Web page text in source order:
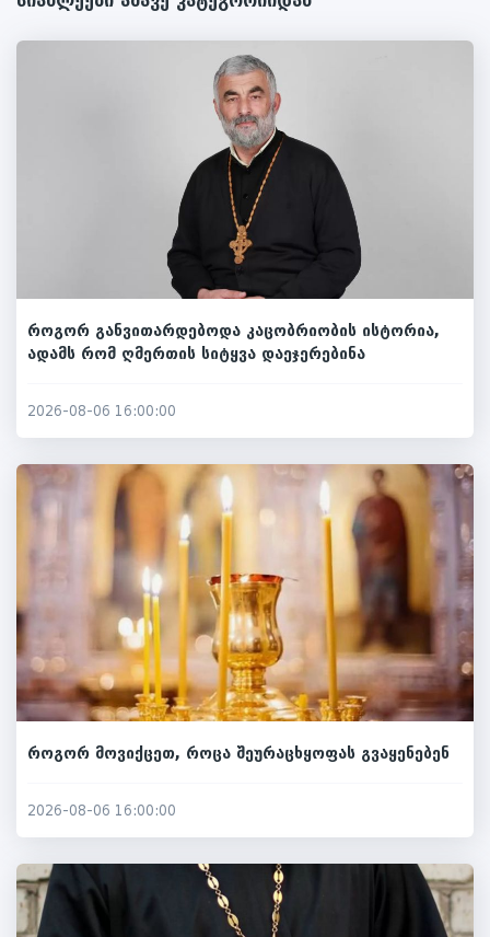
როგორ განვითარდებოდა კაცობრიობის ისტორია,
ადამს რომ ღმერთის სიტყვა დაეჯერებინა
2026-08-06 16:00:00
როგორ მოვიქცეთ, როცა შეურაცხყოფას გვაყენებენ
2026-08-06 16:00:00